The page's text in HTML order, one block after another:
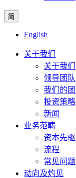
简
English
关于我们
关于我们
领导团队
我们的
投资策略
新闻
业务范畴
资本先驱
流程
常见问题
动向及灼见